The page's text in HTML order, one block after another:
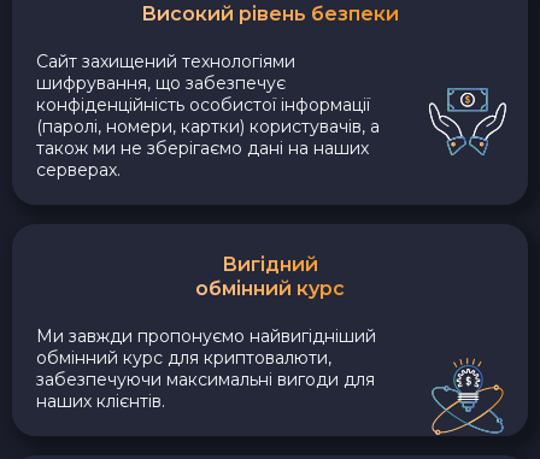
Високий рівень безпеки
Сайт захищений технологіями
шифрування, що забезпечує
конфіденційність особистої інформації
(паролі, номери, картки) користувачів, а
також ми не зберігаємо дані на наших
серверах.
Вигідний
обмінний курс
Ми завжди пропонуємо найвигідніший
обмінний курс для криптовалюти,
забезпечуючи максимальні вигоди для
наших клієнтів.